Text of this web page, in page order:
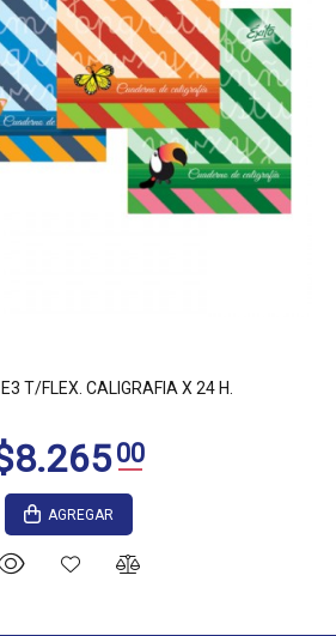
T/FLEX. CALIGRAFIA X 24 H.
AGREGAR